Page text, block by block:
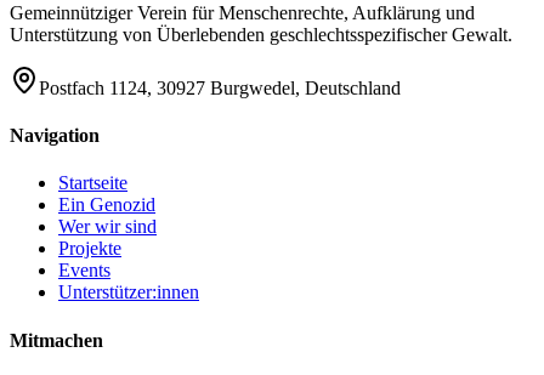
Gemeinnütziger Verein für Menschenrechte, Aufklärung und
Unterstützung von Überlebenden geschlechtsspezifischer Gewalt.
Postfach 1124, 30927 Burgwedel, Deutschland
Navigation
Startseite
Ein Genozid
Wer wir sind
Projekte
Events
Unterstützer:innen
Mitmachen